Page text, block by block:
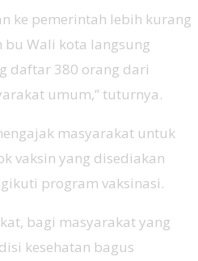
ke pemerintah lebih kurang
Wali kota langsung
daftar 380 orang dari
umum,” tuturnya.
masyarakat untuk
vaksin yang disediakan
program vaksinasi.
bagi masyarakat yang
kesehatan bagus